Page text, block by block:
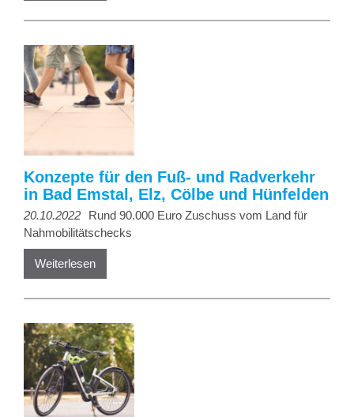
Konzepte für den Fuß- und Radverkehr
in Bad Emstal, Elz, Cölbe und Hünfelden
20.10.2022
Rund 90.000 Euro Zuschuss vom Land für
Nahmobilitätschecks
Weiterlesen